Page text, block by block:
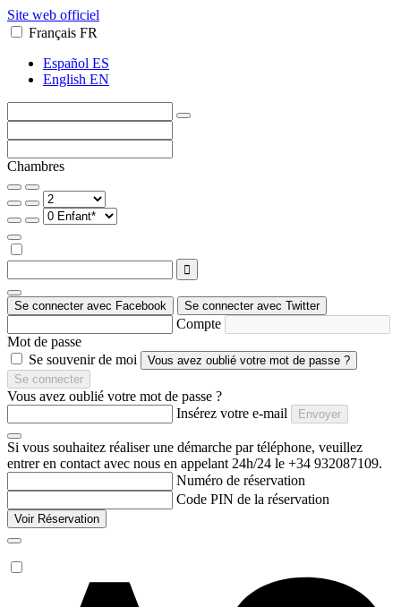
Site web officiel
Français FR
Español ES
English EN
Chambres

Se connecter avec Facebook Se connecter avec Twitter
Compte
Mot de passe
Se souvenir de moi
Vous avez oublié votre mot de passe ?
Se connecter
Vous avez oublié votre mot de passe ?
Insérez votre e-mail
Envoyer
Si vous souhaitez réaliser une démarche par téléphone, veuillez
entrer en contact avec nous en appelant 24h/24 le +34 932087109.
Numéro de réservation
Code PIN de la réservation
Voir Réservation